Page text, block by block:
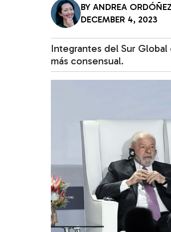
BY ANDREA ORDÓÑEZ
DECEMBER 4, 2023
Integrantes del Sur
más consensual.